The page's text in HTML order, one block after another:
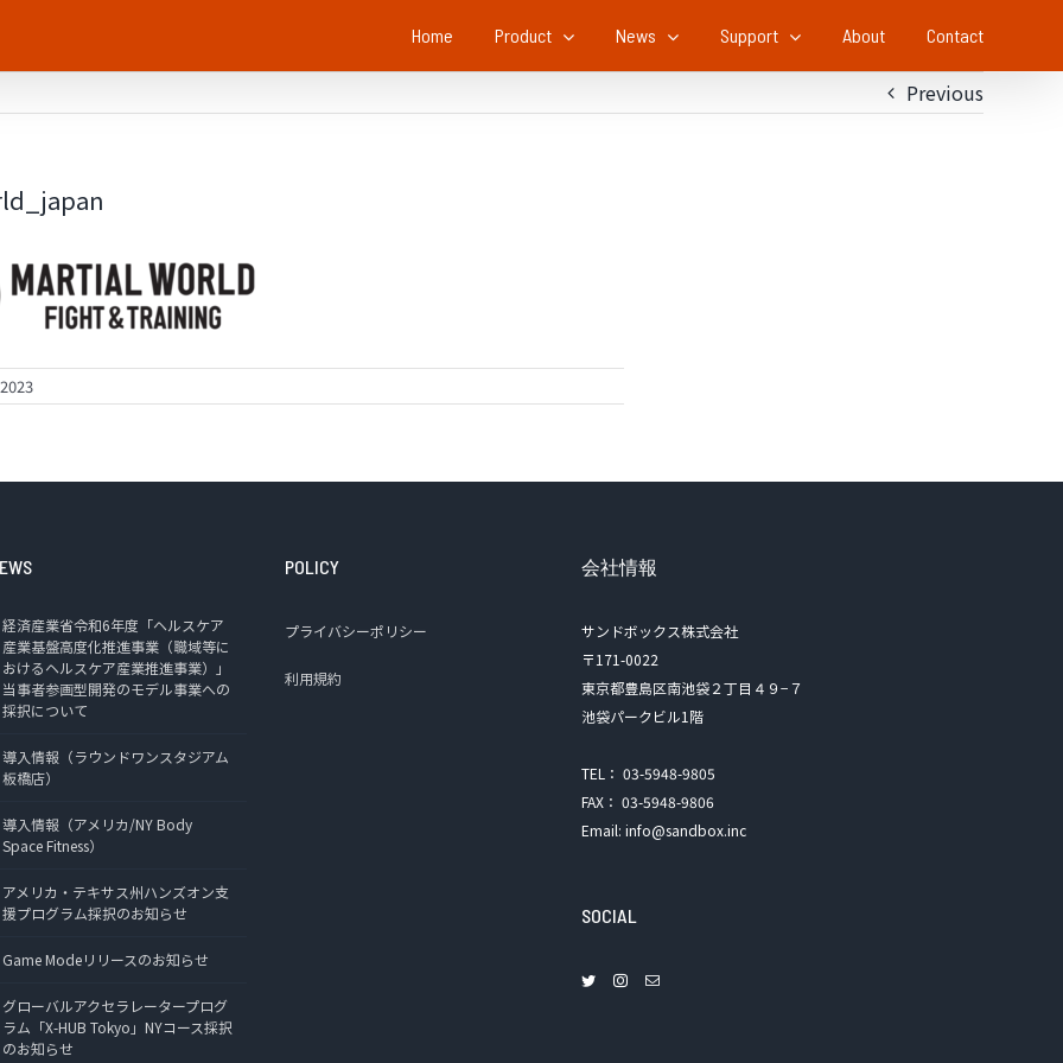
Home Product News Support About Contact
Previous
経済産業省令和6年度「ヘルスケア
産業基盤高度化推進事業（職域等に
おけるヘルスケア産業推進事業）」
当事者参画型開発のモデル事業への
採択について
導入情報（ラウンドワンスタジアム
板橋店）
導入情報（アメリカ/NY Body
Space Fitness）
アメリカ・テキサス州ハンズオン支
援プログラム採択のお知らせ
Game Modeリリースのお知らせ
グローバルアクセラレータープログ
ラム「X-HUB Tokyo」NYコース採択
のお知らせ
POLICY
プライバシーポリシー
利用規約
会社情報
サンドボックス株式会社
〒171-0022
東京都豊島区南池袋２丁目４９−７
池袋パークビル1階
TEL： 03-5948-9805
FAX： 03-5948-9806
Email: info@sandbox.inc
SOCIAL